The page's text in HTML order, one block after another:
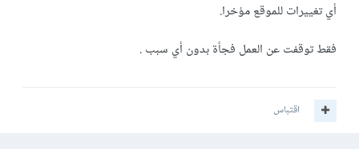
أي تغييرات للموقع مؤخرا.
فقط توقفت عن العمل فجأة بدون أي سبب .
اقتباس